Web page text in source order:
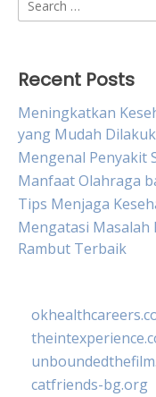
for:
Recent Posts
Meningkatkan
yang Mudah
Mengenal Penyakit
Manfaat Olahraga
Tips Menjaga
Mengatasi Masalah
Rambut Terbaik
catfriends-bg.org